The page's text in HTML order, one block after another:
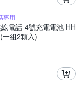
專用
電話 4號充電電池 HH
一組2顆入)